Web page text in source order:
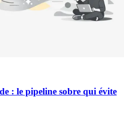
: le pipeline sobre qui évite